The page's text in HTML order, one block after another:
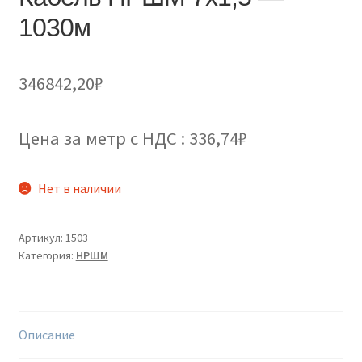
1030м
346842,20₽
Цена за метр с НДС : 336,74₽
Нет в наличии
Артикул: 1503
Категория: НРШМ
Описание